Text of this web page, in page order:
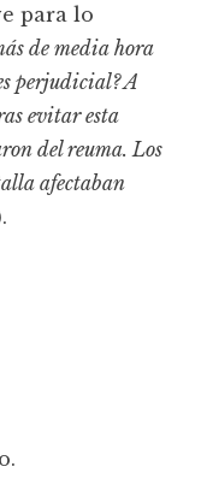
para lo
de media hora
perjudicial? A
evitar esta
del reuma. Los
afectaban